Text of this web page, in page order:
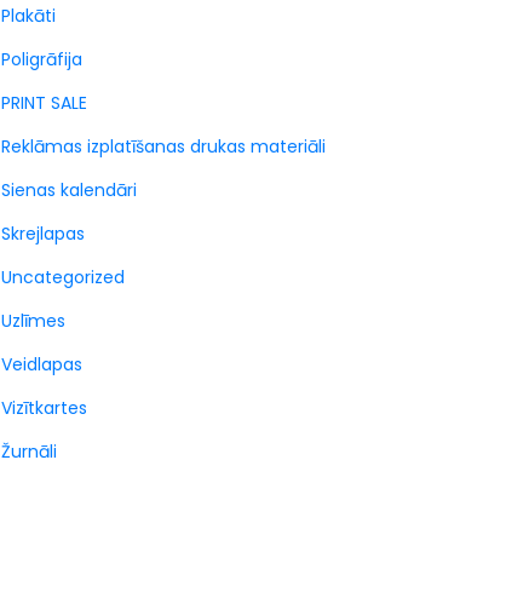
Plakāti
Poligrāfija
PRINT SALE
Reklāmas izplatīšanas drukas materiāli
Sienas kalendāri
Skrejlapas
Uncategorized
Uzlīmes
Veidlapas
Vizītkartes
Žurnāli